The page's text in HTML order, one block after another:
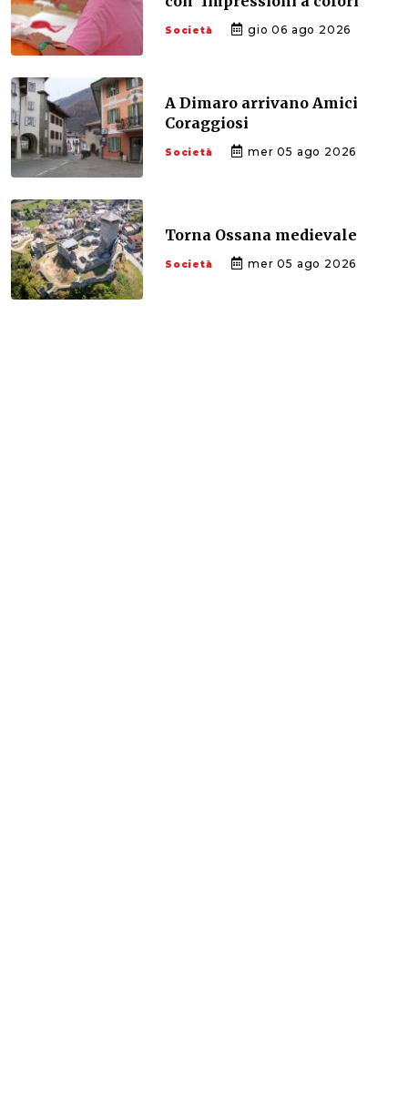
Società gio 06 ago 2026
A Dimaro arrivano Amici
Coraggiosi
Società mer 05 ago 2026
Torna Ossana medievale
Società mer 05 ago 2026